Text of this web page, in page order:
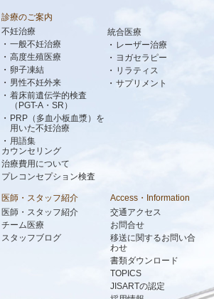
診療のご案内
不妊治療
一般不妊治療
高度生殖医療
卵子凍結
男性不妊外来
着床前遺伝学的検査
（PGT-A・SR）
PRP（多血小板血漿）を
用いた不妊治療
用語集
カウンセリング
治療費用について
プレコンセプション検査
統合医療
レーザー治療
ヨガセラピー
リラティス
サプリメント
医師・スタッフ紹介
医師・スタッフ紹介
チーム医療
スタッフブログ
Access・Information
交通アクセス
お問合せ
移送に関するお問い合
わせ
書類ダウンロード
TOPICS
JISARTの認定